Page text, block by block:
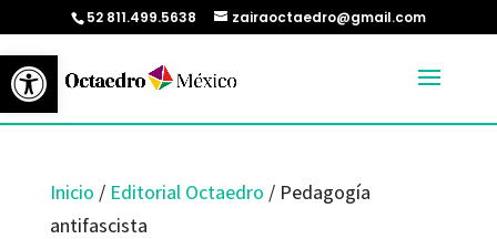
Abrir barra de herramientas
52 811.499.5638 zairaoctaedro@gmail.com
Inicio / Editorial Octaedro / Pedagogía
antifascista